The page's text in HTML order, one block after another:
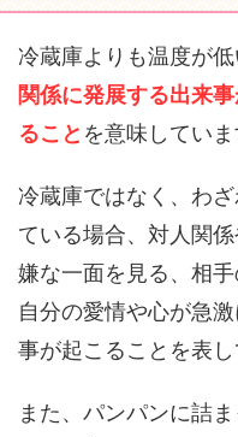
冷蔵庫よりも温度が低
関係に発展する出来
ること を意味していま
冷蔵庫ではなく、わ
ている場合、対人関
嫌な一面を見る、相
自分の愛情や心が急
事が起こることを表し
また、パンパンに詰